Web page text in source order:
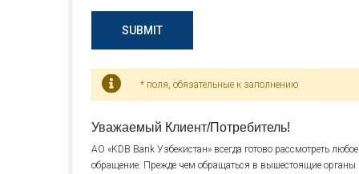
SUBMIT
* поля, обязательные к заполнению
Уважаемый Клиент/Потребитель!
АО «KDB Bank Узбекистан» всегда готово рассмотреть
обращение. Прежде чем обращаться в вышестоящие органы